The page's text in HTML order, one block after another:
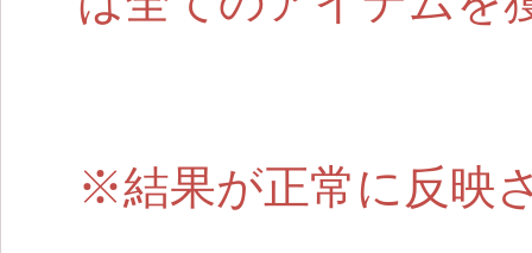
※結果が正常に反映